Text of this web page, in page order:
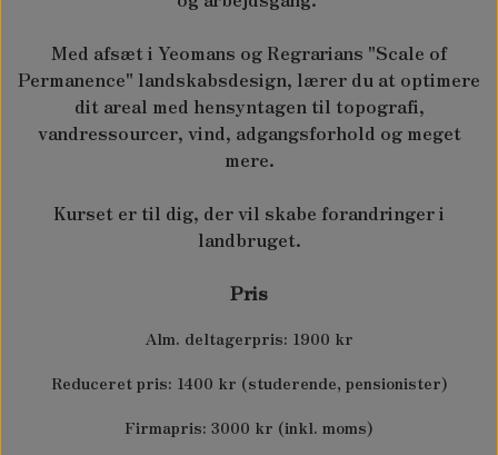
LAMMESKIND
KORTHÅREDE LAMMESKIND
SPINATSYRE - RUMEX PATIENTA
STOLTHENRIKS GÅSEFOD - BLITUM BONUS-
HENRICUS
TAKKEKLAP - BUNIAS ORIENTALIS
OM OS
SALGSVILKÅR - KURSER & WORKSHOPS
SALGS- OG LEVERINGSBETINGELSER
Med afsæt i Yeomans og Regrarians "Scale of
Permanence" landskabsdesign, lærer du at optimere
dit areal med hensyntagen til topografi,
vandressourcer, vind, adgangsforhold og meget
mere.
Kurset er til dig, der vil skabe forandringer i
landbruget.
Pris
Alm. deltagerpris: 1900 kr
Reduceret pris: 1400 kr (studerende, pensionister)
Firmapris: 3000 kr (inkl. moms)